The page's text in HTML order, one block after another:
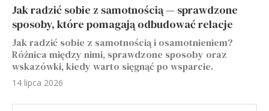
Jak radzić sobie z samotnością — sprawdzone
sposoby, które pomagają odbudować relacje
Jak radzić sobie z samotnością i osamotnieniem?
Różnica między nimi, sprawdzone sposoby oraz
wskazówki, kiedy warto sięgnąć po wsparcie.
14 lipca 2026